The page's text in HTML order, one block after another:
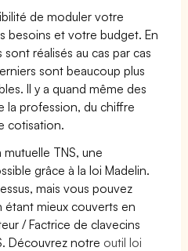
de moduler votre
besoins et votre budget. En
réalisés au cas par cas
sont beaucoup plus
Il y a quand même des
profession, du chiffre
cotisation.
TNS, une
grâce à la loi Madelin.
mais vous pouvez
mieux couverts en
/ Factrice de clavecins
Découvrez notre outil loi